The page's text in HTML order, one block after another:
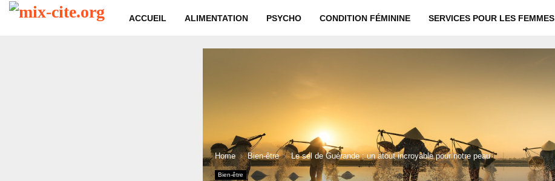
ACCUEIL ALIMENTATION PSYCHO CONDITION FÉMININE SERVICES POUR LES FEMMES
Home Bien-être Le sel de Guérande : un atout incroyable pour notre peau
Bien-être